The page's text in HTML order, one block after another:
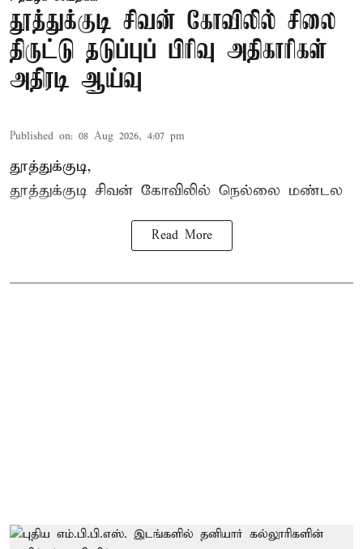
தூத்துக்குடி சிவன் கோவிலில் சிலை
திருட்டு தடுப்புப் பிரிவு அதிகாரிகள்
அதிரடி ஆய்வு
Published on: 08 Aug 2026, 4:07 pm
தூத்துக்குடி,
தூத்துக்குடி சிவன் கோவிலில் நெல்லை மண்டல
Read More